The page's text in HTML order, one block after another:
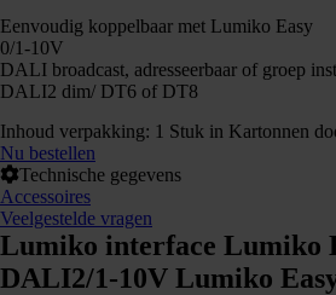
Eenvoudig koppelbaar met Lumiko Easy
0/1-10V
DALI broadcast, adresseerbaar of groep
DALI2 dim/ DT6 of DT8
Inhoud verpakking: 1 Stuk in Kartonnen
Nu bestellen
Technische gegevens
Accessoires
Veelgestelde vragen
Lumiko interface Lumiko
DALI2/1-10V Lumiko